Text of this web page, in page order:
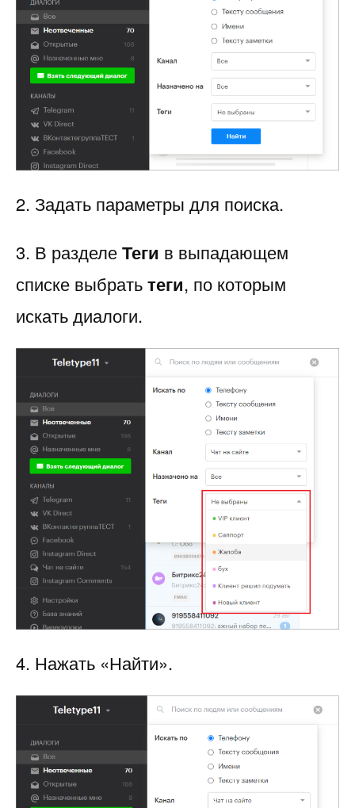
2. Задать параметры для поиска.
3. В разделеТеги в выпадающем
списке выбратьтеги, по которым
искать диалоги.
4. Нажать «Найти».